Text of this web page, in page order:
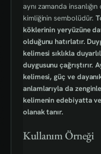
aynı zamanda
kimliğinin sembolüdür.
köklerinin yeryüzüne
olduğunu hatırlatır.
kelimesi sıklıkla
duygusunu çağrıştırır.
kelimesi, güç ve
anlamlarıyla da
kelimenin edebiyatta
olanak tanır.
Kullanım Örneği